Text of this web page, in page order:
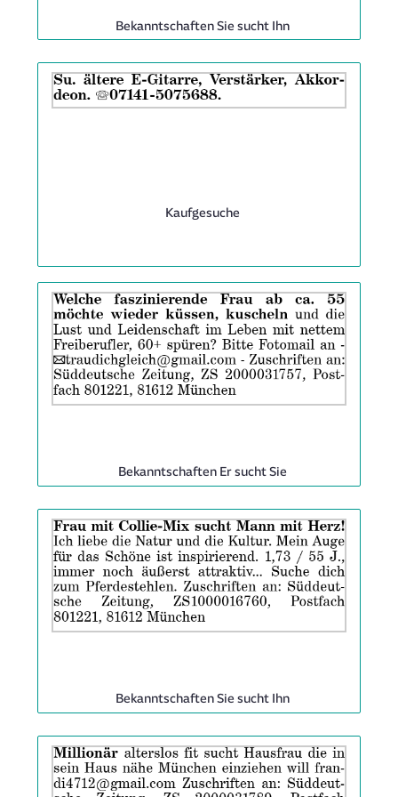
Rubrik:
Bekanntschaften Sie sucht Ihn
Anzeige
ID:
Rubrik:
Kaufgesuche
Anzeige
ID:
2063573
|
Info:
Rubrik:
Bekanntschaften Er sucht Sie
Anzeige
ID:
2065330
|
Info:
Rubrik:
Bekanntschaften Sie sucht Ihn
Anzeige
ID:
2064976